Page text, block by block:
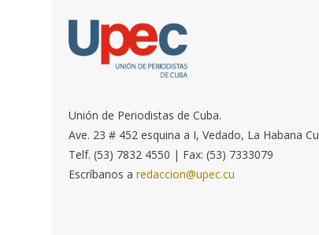
Unión de Periodistas de Cuba.
Ave. 23 # 452 esquina a I, Vedado, La Habana
Telf. (53) 7832 4550 | Fax: (53) 7333079
Escríbanos aredaccion@upec.cu